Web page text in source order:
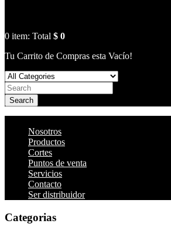
0 item: Total $ 0
Tu Carrito de Compras esta Vacío!
Search
Nosotros
Productos
Cortes
Puntos de venta
Servicios
Contacto
Ser distribuidor
Categorias